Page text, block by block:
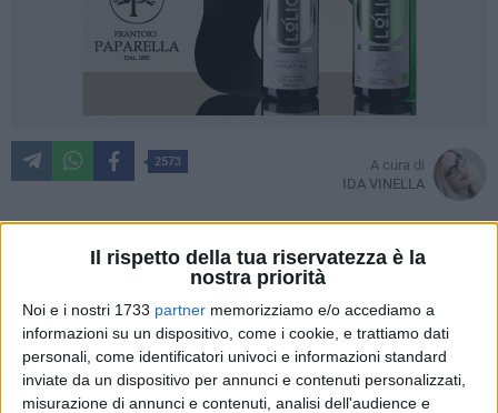
Il rispetto della tua riservatezza è la
nostra priorità
Noi e i nostri 1733 partner memorizziamo e/o accediamo a
informazioni su un dispositivo, come i cookie, e trattiamo dati
personali, come identificatori univoci e informazioni standard
inviate da un dispositivo per annunci e contenuti personalizzati,
misurazione di annunci e contenuti, analisi dell'audience e
2573
A cura di
IDA VINELLA
Colori sbiaditi e un'atmosfera nostalgica: quelle fotografie
stampate che conserviamo gelosamente in scatole
polverose sono una moda passata, sepolta dalla frenesia del
digitale che ha ormai cancellato l'abitudine a conservare i
ricordi su carta fotografica.